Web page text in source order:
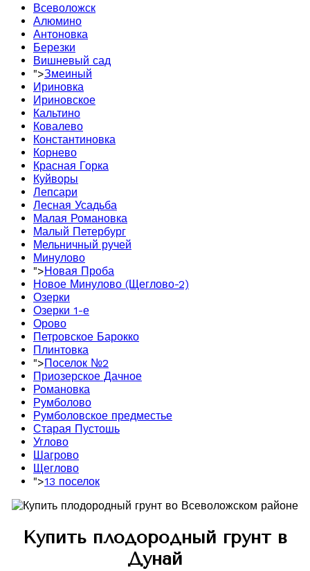
Всеволожск
Алюмино
Антоновка
Березки
Вишневый сад
">Змеиный
Ириновка
Ириновское
Кальтино
Ковалево
Константиновка
Корнево
Красная Горка
Куйворы
Лепсари
Лесная Усадьба
Малая Романовка
Малый Петербург
Мельничный ручей
Минулово
">Новая Проба
Новое Минулово (Щеглово-2)
Озерки
Озерки 1-е
Орово
Петровское Барокко
Плинтовка
">Поселок №2
Приозерское Дачное
Романовка
Румболово
Румболовское предместье
Старая Пустошь
Углово
Шагрово
Щеглово
">13 поселок
Купить плодородный грунт в
Дунай